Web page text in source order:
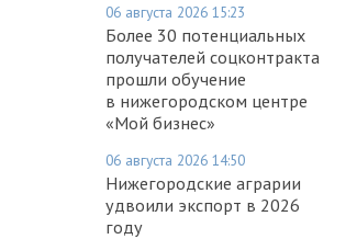
06 августа 2026 15:23
Более 30 потенциальных
получателей соцконтракта
прошли обучение
в нижегородском центре
«Мой бизнес»
06 августа 2026 14:50
Нижегородские аграрии
удвоили экспорт в 2026
году